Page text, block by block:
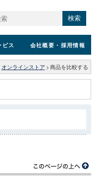
検索
ビス 会社概要 ・採用情報
オンラインストア > 商品を比較する